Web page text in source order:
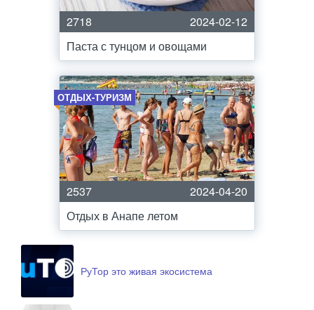
2718
2024-02-12
Паста с тунцом и овощами
ОТДЫХ-ТУРИЗМ
2537
2024-04-20
Отдых в Анапе летом
РуТор это живая экосистема